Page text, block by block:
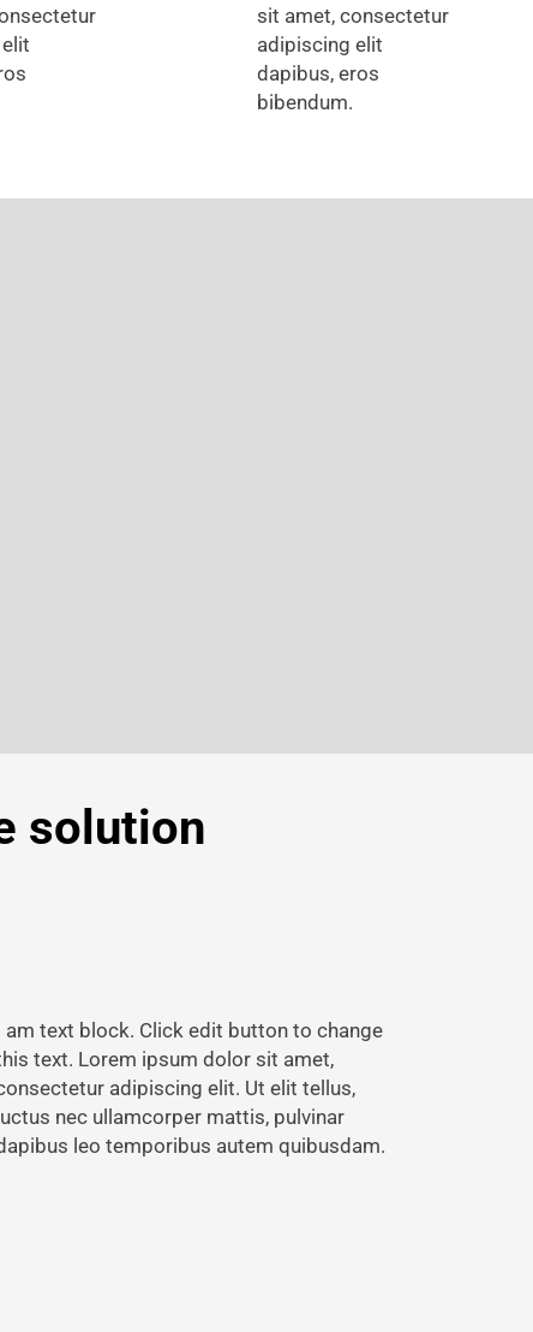
sit amet, consectetur
adipiscing elit
dapibus, eros
bibendum.
solution
am text block. Click edit button to change
text. Lorem ipsum dolor sit amet,
adipiscing elit. Ut elit tellus,
nec ullamcorper mattis, pulvinar
leo temporibus autem quibusdam.